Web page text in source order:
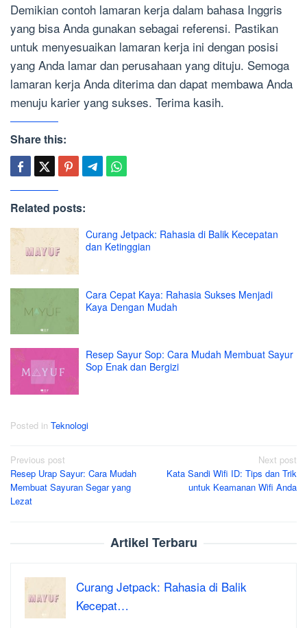
Demikian contoh lamaran kerja dalam bahasa Inggris
yang bisa Anda gunakan sebagai referensi. Pastikan
untuk menyesuaikan lamaran kerja ini dengan posisi
yang Anda lamar dan perusahaan yang dituju. Semoga
lamaran kerja Anda diterima dan dapat membawa Anda
menuju karier yang sukses. Terima kasih.
Share this:
Related posts:
Curang Jetpack: Rahasia di Balik Kecepatan
dan Ketinggian
Cara Cepat Kaya: Rahasia Sukses Menjadi
Kaya Dengan Mudah
Resep Sayur Sop: Cara Mudah Membuat Sayur
Sop Enak dan Bergizi
Posted in Teknologi
Post
navigation
Previous post
Resep Urap Sayur: Cara Mudah
Membuat Sayuran Segar yang
Lezat
Next post
Kata Sandi Wifi ID: Tips dan Trik
untuk Keamanan Wifi Anda
Artikel Terbaru
Curang Jetpack: Rahasia di Balik
Kecepat…